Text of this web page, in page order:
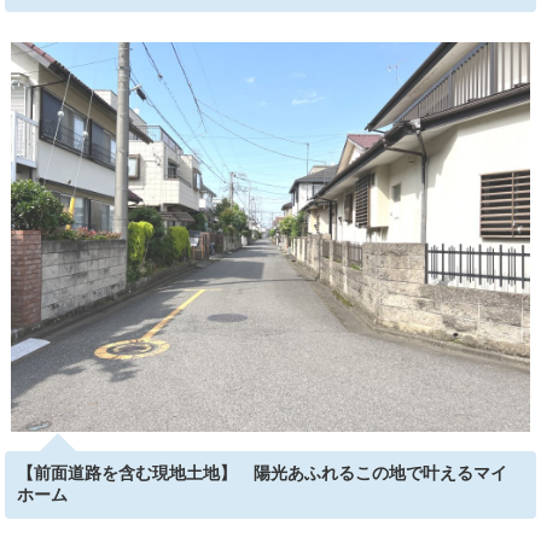
【前面道路を含む現地土地】 陽光あふれるこの地で叶えるマイ
ホーム